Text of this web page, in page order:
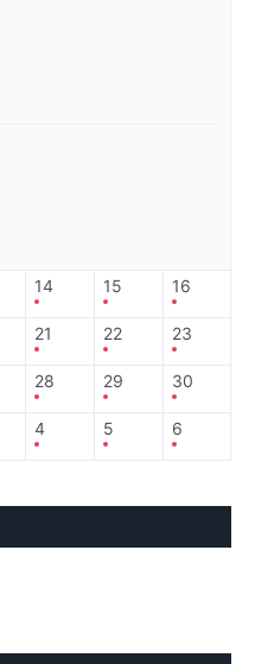
14 15 16
21 22 23
28 29 30
4 5 6